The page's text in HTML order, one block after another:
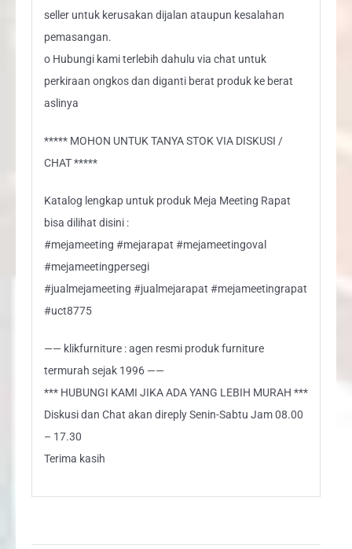
seller untuk kerusakan dijalan ataupun kesalahan
pemasangan.
o Hubungi kami terlebih dahulu via chat untuk
perkiraan ongkos dan diganti berat produk ke berat
aslinya
***** MOHON UNTUK TANYA STOK VIA DISKUSI /
CHAT *****
Katalog lengkap untuk produk Meja Meeting Rapat
bisa dilihat disini :
#mejameeting #mejarapat #mejameetingoval
#mejameetingpersegi
#jualmejameeting #jualmejarapat #mejameetingrapat
#uct8775
—— klikfurniture : agen resmi produk furniture
termurah sejak 1996 ——
*** HUBUNGI KAMI JIKA ADA YANG LEBIH MURAH ***
Diskusi dan Chat akan direply Senin-Sabtu Jam 08.00
– 17.30
Terima kasih